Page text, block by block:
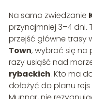
Na samo zwiedzanie
przynajmniej 3–4 dni.
przejść główne trasy
Town, wybrać się na
razy usiąść nad
rybackich. Kto ma
dołożyć do planu